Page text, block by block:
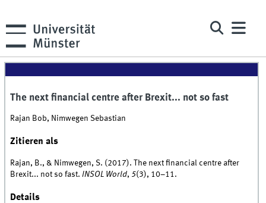
The next financial centre after Brexit... not so fast
Rajan Bob, Nimwegen Sebastian
Zitieren als
Rajan, B., & Nimwegen, S. (2017). The next financial centre after
Brexit... not so fast.INSOL World, 5(3), 10–11.
Details